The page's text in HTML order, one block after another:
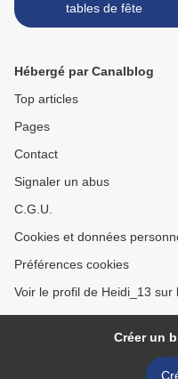
tables de fête
Hébergé par Canalblog
Top articles
Pages
Contact
Signaler un abus
C.G.U.
Cookies et données
Préférences cookies
Voir le profil de Heidi_13 sur
Créer un